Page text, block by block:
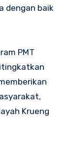
dengan baik
PMT
Krueng